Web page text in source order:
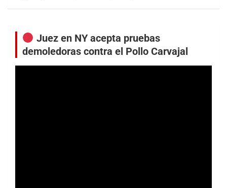
Juez en NY acepta pruebas
demoledoras contra el Pollo Carvajal